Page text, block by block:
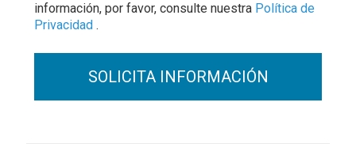
información, por favor, consulte nuestra Política de
Privacidad .